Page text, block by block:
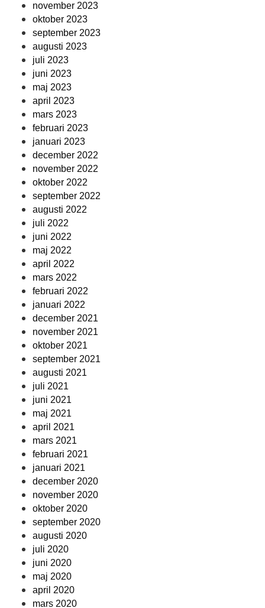
november 2023
oktober 2023
september 2023
augusti 2023
juli 2023
juni 2023
maj 2023
april 2023
mars 2023
februari 2023
januari 2023
december 2022
november 2022
oktober 2022
september 2022
augusti 2022
juli 2022
juni 2022
maj 2022
april 2022
mars 2022
februari 2022
januari 2022
december 2021
november 2021
oktober 2021
september 2021
augusti 2021
juli 2021
juni 2021
maj 2021
april 2021
mars 2021
februari 2021
januari 2021
december 2020
november 2020
oktober 2020
september 2020
augusti 2020
juli 2020
juni 2020
maj 2020
april 2020
mars 2020